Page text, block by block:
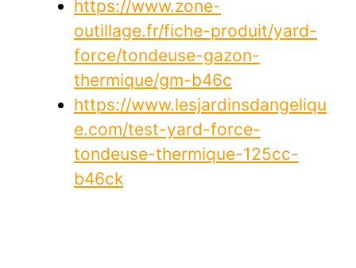
https://www.zone-
outillage.fr/fiche-produit/yard-
force/tondeuse-gazon-
thermique/gm-b46c
https://www.lesjardinsdangeliqu
e.com/test-yard-force-
tondeuse-thermique-125cc-
b46ck